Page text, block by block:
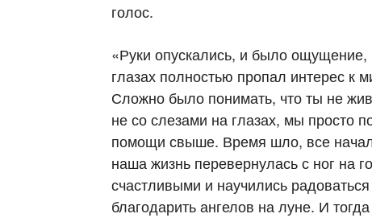
голос.
«Руки опускались, и было
глазах полностью пропал интерес к
Сложно было понимать, что ты не
не со слезами на глазах, мы просто
помощи свыше. Время шло, все
наша жизнь перевернулась с ног на
счастливыми и научились
благодарить ангелов на луне. И